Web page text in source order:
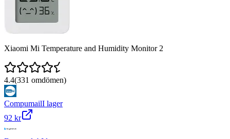
Xiaomi Mi Temperature and Humidity Monitor 2
4.4(331 omdömen)
CompumailI lager
92 kr